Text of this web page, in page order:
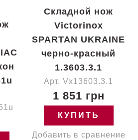
Складной нож
Victorinox
SPARTAN UKRAINE
черно-красный
1.3603.3.1
Арт. Vx13603.3.1
1 851 грн
КУПИТЬ
Добавить в сравнение